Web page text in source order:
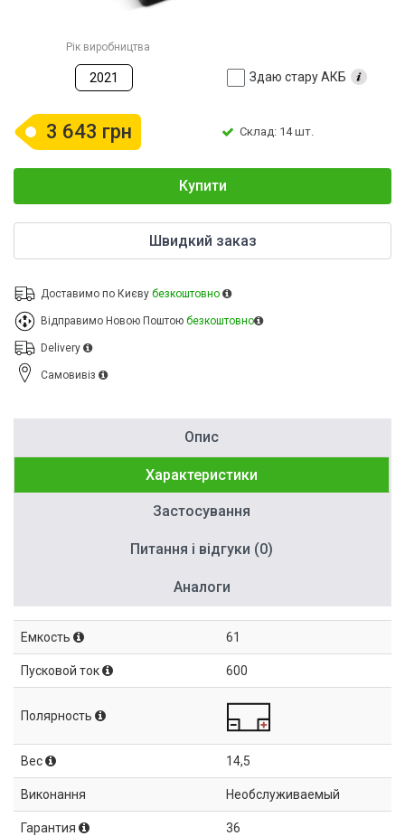
Рік виробництва
2021 Здаю стару АКБ
3 643 грн Склад: 14 шт.
Купити
Швидкий заказ
Доставимо по Києву безкоштовно
Відправимо Новою Поштою безкоштовно
Delivery
Cамовивіз
Опис
Характеристики
Застосування
Питання і відгуки (0)
Аналоги
Емкость 61
Пусковой ток 600
Полярность
Вес 14,5
Виконання Необслуживаемый
Гарантия 36